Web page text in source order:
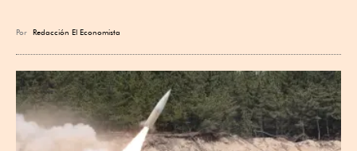
Por Redacción El Economista